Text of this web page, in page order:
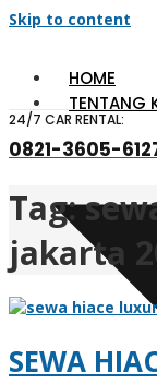
Skip to content
HOME
TENTANG
24/7 CAR RENTAL:
0821-3605-
Tag:
jakarta
SEWA